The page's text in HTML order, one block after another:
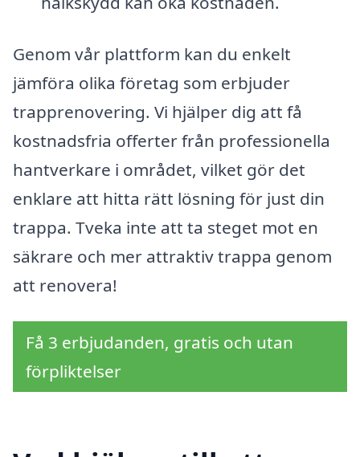
Genom vår plattform kan du enkelt
jämföra olika företag som erbjuder
trapprenovering. Vi hjälper dig att få
kostnadsfria offerter från professionella
hantverkare i området, vilket gör det
enklare att hitta rätt lösning för just din
trappa. Tveka inte att ta steget mot en
säkrare och mer attraktiv trappa genom
att renovera!
Få 3 erbjudanden, gratis och utan
förpliktelser